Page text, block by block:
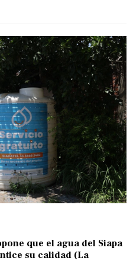
que el agua del Siapa
su calidad (La